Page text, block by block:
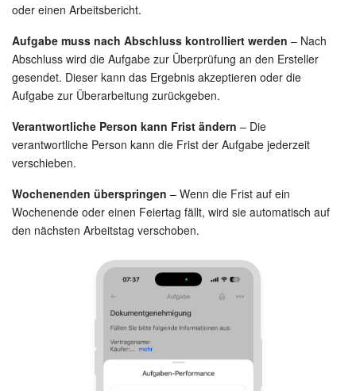
On-Premise Version
KOSTENFREI STARTEN
oder einen Arbeitsbericht.
Aufgabe muss nach Abschluss kontrolliert werden – Nach
Abschluss wird die Aufgabe zur Überprüfung an den Ersteller
gesendet. Dieser kann das Ergebnis akzeptieren oder die
Aufgabe zur Überarbeitung zurückgeben.
Verantwortliche Person kann Frist ändern – Die
verantwortliche Person kann die Frist der Aufgabe jederzeit
verschieben.
Wochenenden überspringen – Wenn die Frist auf ein
Wochenende oder einen Feiertag fällt, wird sie automatisch auf
den nächsten Arbeitstag verschoben.